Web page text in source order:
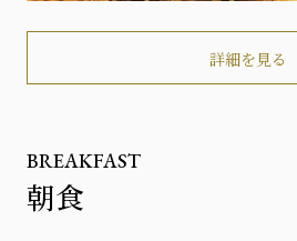
詳細を見る
BREAKFAST
朝食